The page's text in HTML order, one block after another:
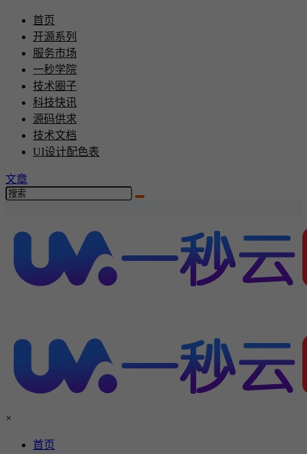
首页
开源系列
服务市场
一秒学院
技术圈子
科技快讯
源码供求
技术文档
UI设计配色表
文章
×
首页